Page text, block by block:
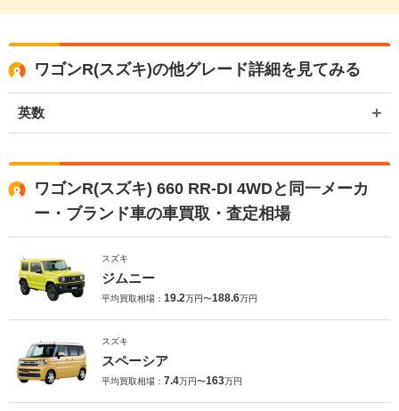
ワゴンR(スズキ)の他グレード詳細を見てみる
英数
ワゴンR(スズキ) 660 RR-DI 4WDと同一メーカ
ー・ブランド車の車買取・査定相場
スズキ
ジムニー
平均買取相場： 19.2万円〜188.6万円
スズキ
スペーシア
平均買取相場： 7.4万円〜163万円